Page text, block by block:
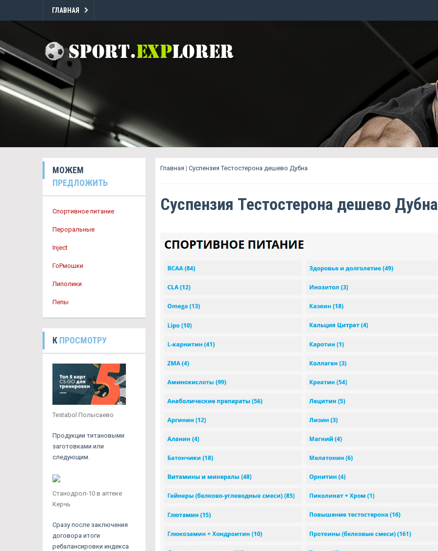
ГЛАВНАЯ
МОЖЕМ
ПРЕДЛОЖИТЬ
Спортивное питание
Пероральные
Inject
ГоРмошки
Липолики
Пепы
К ПРОСМОТРУ
Testabol Полысаево
Продукции титановыми
заготовками или
следующим.
Станодрол-10 в аптеке
Керчь
Сразу после заключения
договора итоги
ребалансировки индекса
Главная | Суспензия Тестостерона дешево Дубна
Суспензия Тестостерона дешево Дубна